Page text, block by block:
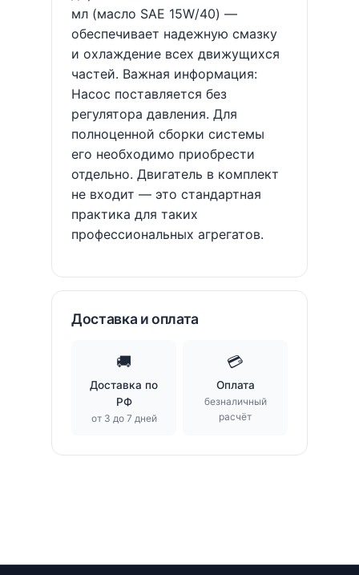
мл (масло SAE 15W/40) —
обеспечивает надежную смазку
и охлаждение всех движущихся
частей. Важная информация:
Насос поставляется без
регулятора давления. Для
полноценной сборки системы
его необходимо приобрести
отдельно. Двигатель в комплект
не входит — это стандартная
практика для таких
профессиональных агрегатов.
Доставка и оплата
🚚
Доставка по
РФ
от 3 до 7 дней
💳
Оплата
безналичный
расчёт